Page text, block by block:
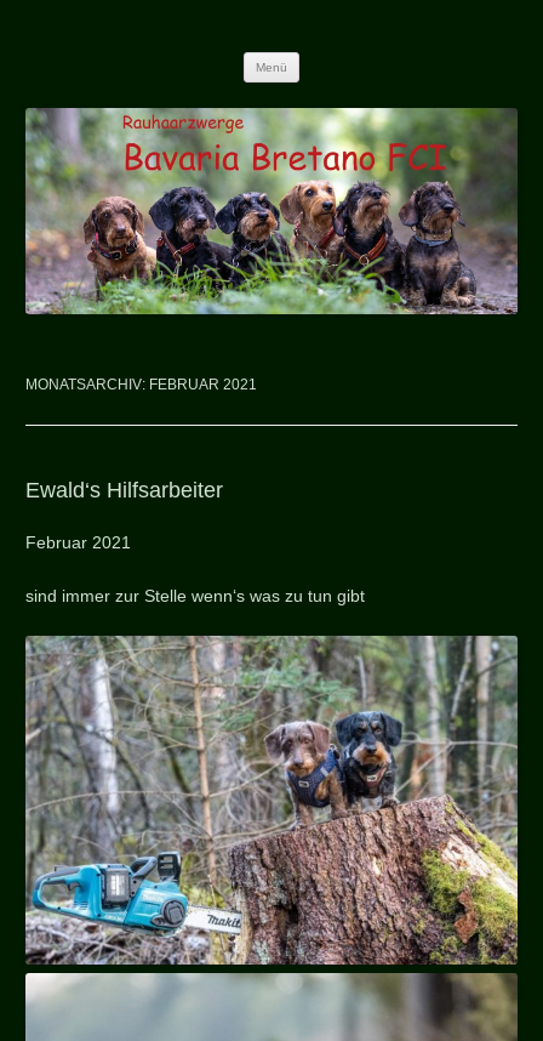
Menü Zum Inhalt springen
MONATSARCHIV: FEBRUAR 2021
Ewald‘s Hilfsarbeiter
Februar 2021
sind immer zur Stelle wenn‘s was zu tun gibt